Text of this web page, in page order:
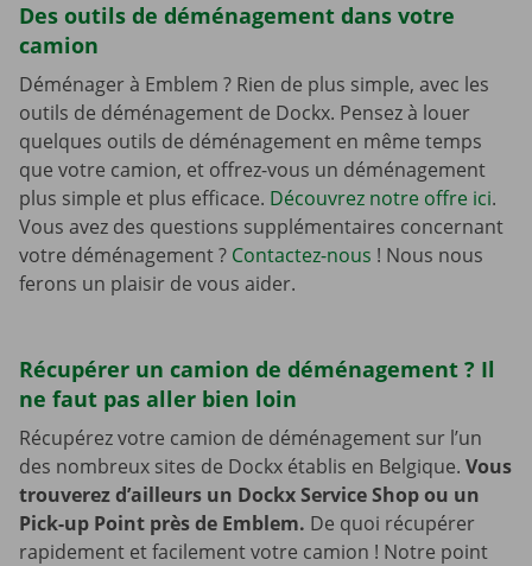
Des outils de déménagement dans votre
camion
Déménager à Emblem ? Rien de plus simple, avec les
outils de déménagement de Dockx. Pensez à louer
quelques outils de déménagement en même temps
que votre camion, et offrez-vous un déménagement
plus simple et plus efficace. Découvrez notre offre ici.
Vous avez des questions supplémentaires concernant
votre déménagement ? Contactez-nous ! Nous nous
ferons un plaisir de vous aider.
Récupérer un camion de déménagement ? Il
ne faut pas aller bien loin
Récupérez votre camion de déménagement sur l’un
des nombreux sites de Dockx établis en Belgique. Vous
trouverez d’ailleurs un Dockx Service Shop ou un
Pick-up Point près de Emblem. De quoi récupérer
rapidement et facilement votre camion ! Notre point